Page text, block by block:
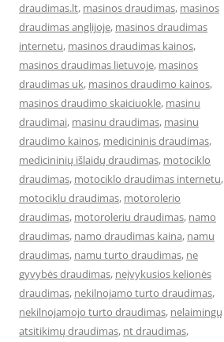
draudimas.lt, masinos draudimas, masinos
draudimas anglijoje, masinos draudimas
internetu, masinos draudimas kainos,
masinos draudimas lietuvoje, masinos
draudimas uk, masinos draudimo kainos,
masinos draudimo skaiciuokle, masinu
draudimai, masinu draudimas, masinu
draudimo kainos, medicininis draudimas,
medicininių išlaidų draudimas, motociklo
draudimas, motociklo draudimas internetu,
motociklu draudimas, motorolerio
draudimas, motoroleriu draudimas, namo
draudimas, namo draudimas kaina, namu
draudimas, namu turto draudimas, ne
gyvybės draudimas, neįvykusios kelionės
draudimas, nekilnojamo turto draudimas,
nekilnojamojo turto draudimas, nelaimingų
atsitikimų draudimas, nt draudimas,